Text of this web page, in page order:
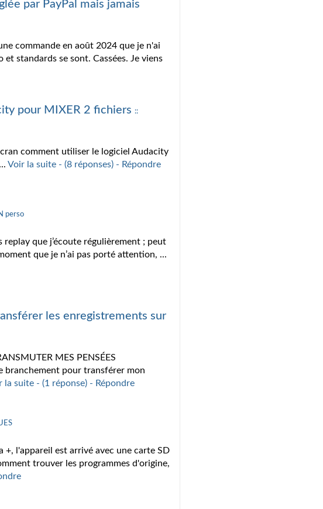
par PayPal mais jamais
commande en août 2024 que je n'ai
standards se sont. Cassées. Je viens
pour MIXER 2 fichiers ::
comment utiliser le logiciel Audacity
Voir la suite - (8 réponses) - Répondre
perso
que j’écoute régulièrement ; peut
que je n’ai pas porté attention, ...
les enregistrements sur
MES PENSÉES
branchement pour transférer mon
la suite - (1 réponse) - Répondre
+, l'appareil est arrivé avec une carte SD
trouver les programmes d'origine,